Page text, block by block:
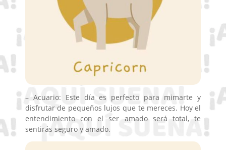
– Acuario: Este día es perfecto para mimarte y
disfrutar de pequeños lujos que te mereces. Hoy el
entendimiento con el ser amado será total, te
sentirás seguro y amado.